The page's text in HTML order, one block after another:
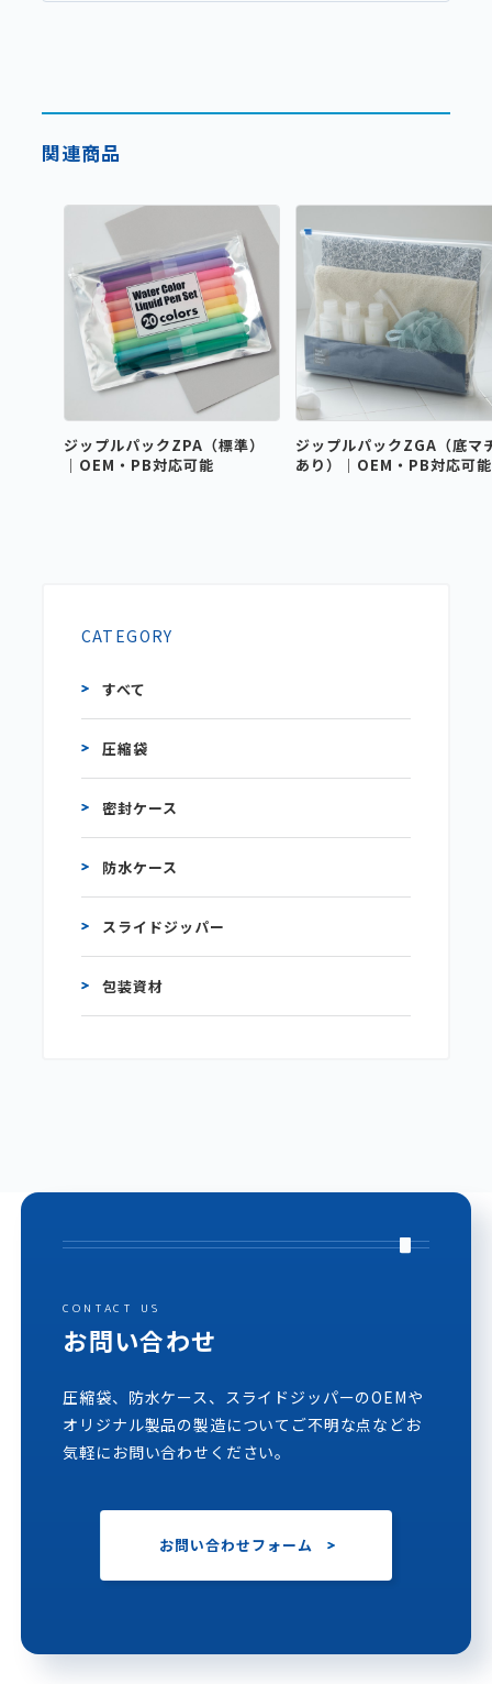
関連商品
ジップルパックZPA（標準）
｜OEM・PB対応可能
ジップルパックZGA（底マ
あり）｜OEM・PB対応可能
CATEGORY
すべて
圧縮袋
密封ケース
防水ケース
スライドジッパー
包装資材
CONTACT US
お問い合わせ
圧縮袋、防水ケース、スライドジッパーのOEMや
オリジナル製品の製造についてご不明な点などお
気軽にお問い合わせください。
お問い合わせフォーム